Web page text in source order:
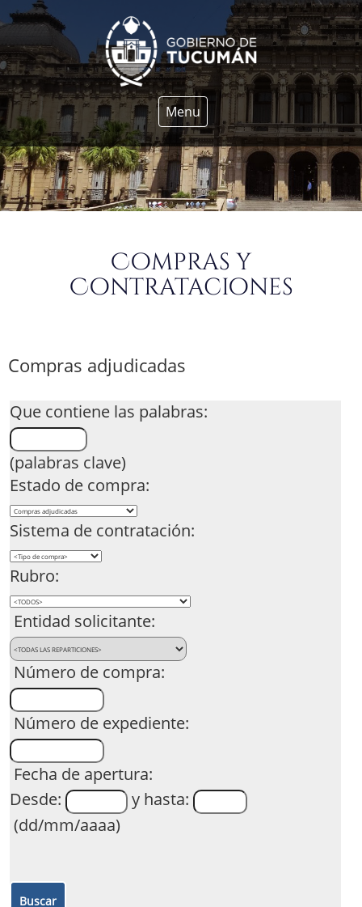
Menu
Compras y
Contrataciones
Compras adjudicadas
Que contiene las palabras:
(palabras clave)
Estado de compra:
Sistema de contratación:
Rubro:
Entidad solicitante:
Número de compra:
Número de expediente:
Fecha de apertura:
Desde:
y hasta:
(dd/mm/aaaa)